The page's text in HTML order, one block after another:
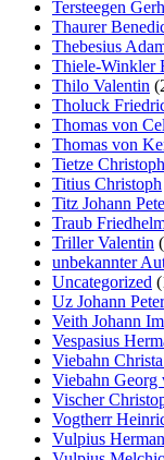
Tersteegen
Thaurer
Thebesius
Thiele-Winkler
Thilo Valentin
Tholuck
Thomas von
Thomas von
Tietze Christoph
Titius Christoph
Titz Johann
Traub
Triller Valentin
unbekannter
Uncategorized
Uz Johann Peter
Veith Johann
Vespasius
Viebahn
Viebahn Georg
Vischer
Vogtherr
Vulpius Herman